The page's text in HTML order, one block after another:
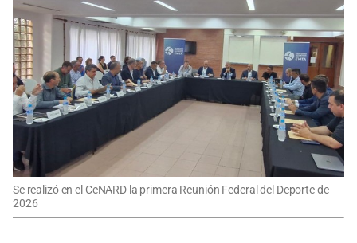
Se realizó en el CeNARD la primera Reunión Federal del Deporte de
2026